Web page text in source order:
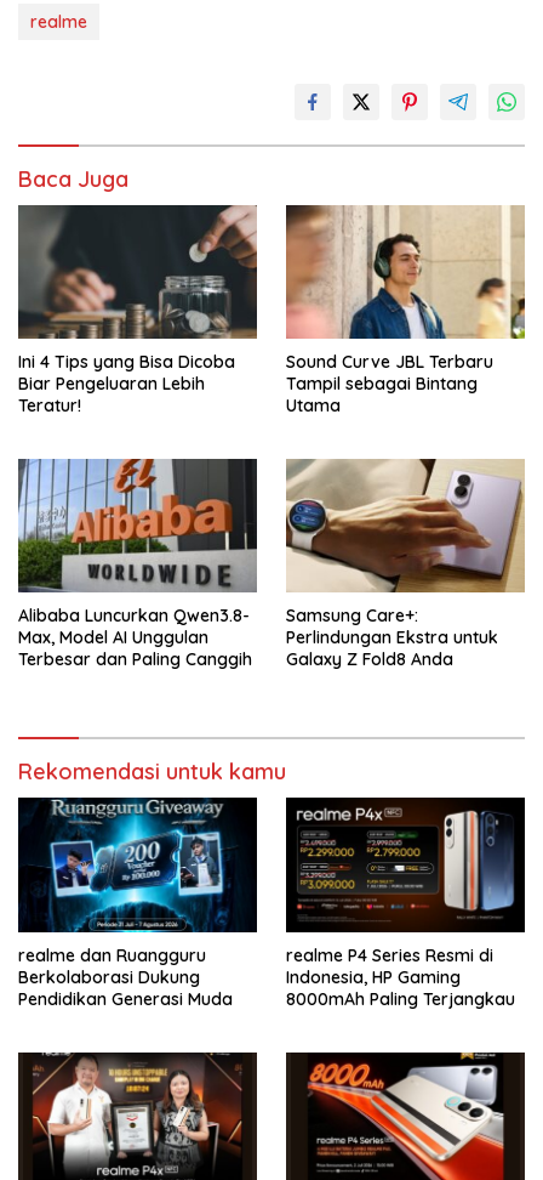
realme
Baca Juga
Ini 4 Tips yang Bisa Dicoba
Biar Pengeluaran Lebih
Teratur!
Sound Curve JBL Terbaru
Tampil sebagai Bintang
Utama
Alibaba Luncurkan Qwen3.8-
Max, Model AI Unggulan
Terbesar dan Paling Canggih
Samsung Care+:
Perlindungan Ekstra untuk
Galaxy Z Fold8 Anda
Rekomendasi untuk kamu
realme dan Ruangguru
Berkolaborasi Dukung
Pendidikan Generasi Muda
realme P4 Series Resmi di
Indonesia, HP Gaming
8000mAh Paling Terjangkau